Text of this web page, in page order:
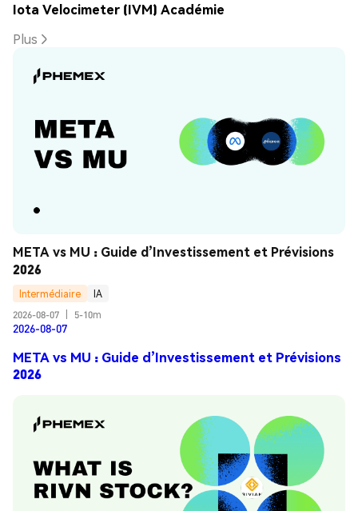
Iota Velocimeter (IVM) Académie
Plus
META vs MU : Guide d’Investissement et Prévisions
2026
Intermédiaire
IA
2026-08-07
5-10m
2026-08-07
META vs MU : Guide d’Investissement et Prévisions
2026